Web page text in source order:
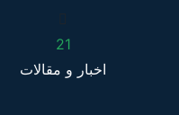
21
اخبار و مقالات